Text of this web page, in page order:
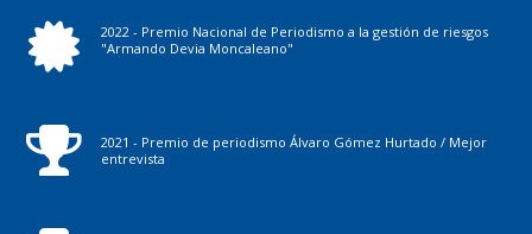
2022 - Premio Nacional de Periodismo a la gestión de riesgos
"Armando Devia Moncaleano"
2021 - Premio de periodismo Álvaro Gómez Hurtado / Mejor
entrevista